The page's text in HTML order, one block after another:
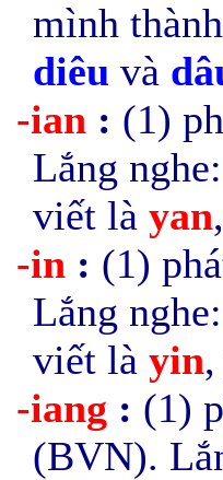
mình
diêu và
-ian : (1)
Lắng nghe:
viết là yan
-in : (1)
Lắng nghe:
viết là yin
-iang : (1)
(BVN).